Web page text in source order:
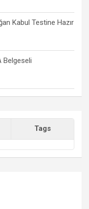
Kabul Testine Hazır
Belgeseli
Tags